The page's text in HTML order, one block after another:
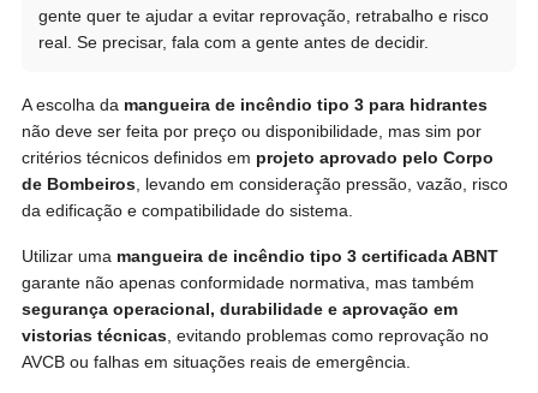
gente quer te ajudar a evitar reprovação, retrabalho e risco
real. Se precisar, fala com a gente antes de decidir.
A escolha da mangueira de incêndio tipo 3 para hidrantes
não deve ser feita por preço ou disponibilidade, mas sim por
critérios técnicos definidos em projeto aprovado pelo Corpo
de Bombeiros, levando em consideração pressão, vazão, risco
da edificação e compatibilidade do sistema.
Utilizar uma mangueira de incêndio tipo 3 certificada ABNT
garante não apenas conformidade normativa, mas também
segurança operacional, durabilidade e aprovação em
vistorias técnicas, evitando problemas como reprovação no
AVCB ou falhas em situações reais de emergência.